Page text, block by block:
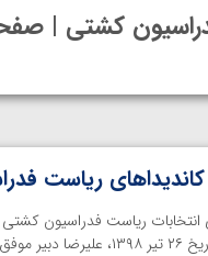
کاندیداهای ریاست
انتخابات ریاست فدراسیون
...